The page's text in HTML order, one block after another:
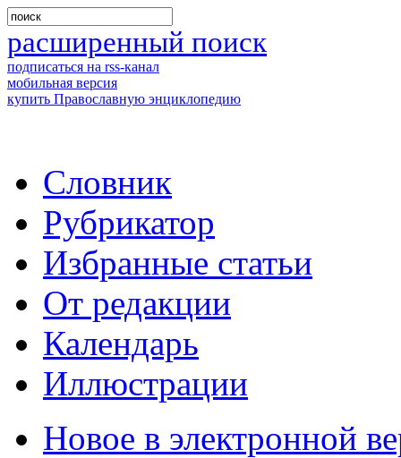
расширенный поиск
подписаться на rss-канал
мобильная версия
купить Православную энциклопедию
Словник
Рубрикатор
Избранные статьи
От редакции
Календарь
Иллюстрации
Новое в электронной